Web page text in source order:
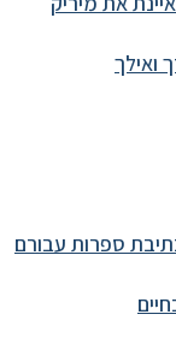
ואילך
ספרות עבורם